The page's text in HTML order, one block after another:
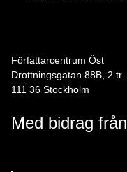
Författarcentrum Öst
Drottningsgatan 88B, 2 tr.
111 36 Stockholm
Med bidrag från